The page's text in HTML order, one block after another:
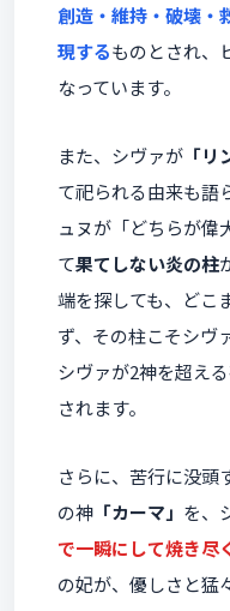
創造・維持・破壊・
現するものとされ、
なっています。
また、シヴァが 「
て祀られる由来も語
ュヌが「どちらが偉
て果てしない炎の柱
端を探しても、どこ
ず、その柱こそシヴ
シヴァが2神を超え
されます。
さらに、苦行に没頭
の神 「カーマ」 を、
で一瞬にして焼き尽
の妃が、優しさと猛